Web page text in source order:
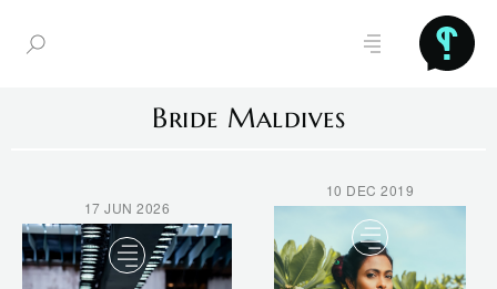
Bride Maldives
17 JUN 2026
10 DEC 2019